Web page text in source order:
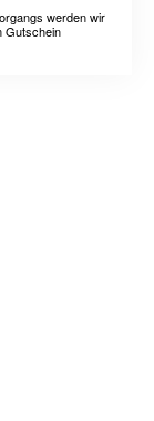
werden wir
Gutschein